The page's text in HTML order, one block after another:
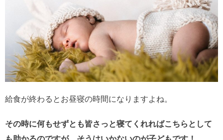
給食が終わるとお昼寝の時間になりますよね。
その時に何もせずとも皆さっと寝てくれればこちらとして